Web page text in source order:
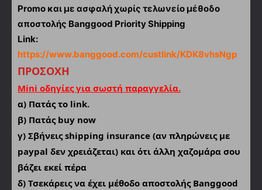
Promo και με ασφαλή χωρίς τελωνείο μέθοδο
αποστολής Banggood Priority Shipping
Link:
https://www.banggood.com/custlink/KDK8vhsNgp
ΠΡΟΣΟΧΗ
Mini οδηγίες για σωστή παραγγελία.
α) Πατάς το link.
β) Πατάς buy now
γ) Σβήνεις shipping insurance (αν πληρώνεις με
paypal δεν χρειάζεται) και ότι άλλη χαζομάρα σου
βάζει εκεί πέρα
δ) Τσεκάρεις να έχει μέθοδο αποστολής Banggood